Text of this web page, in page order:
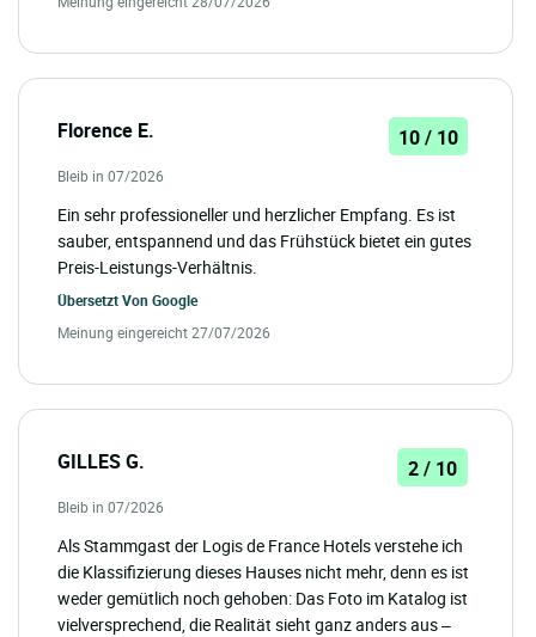
Florence E. 10 / 10
Bleib in 07/2026
Ein sehr professioneller und herzlicher Empfang. Es ist
sauber, entspannend und das Frühstück bietet ein gutes
Preis-Leistungs-Verhältnis.
Übersetzt Von Google
Meinung eingereicht 27/07/2026
GILLES G. 2 / 10
Bleib in 07/2026
Als Stammgast der Logis de France Hotels verstehe ich
die Klassifizierung dieses Hauses nicht mehr, denn es ist
weder gemütlich noch gehoben: Das Foto im Katalog ist
vielversprechend, die Realität sieht ganz anders aus –